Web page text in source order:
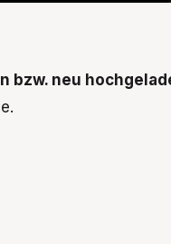
bzw. neu